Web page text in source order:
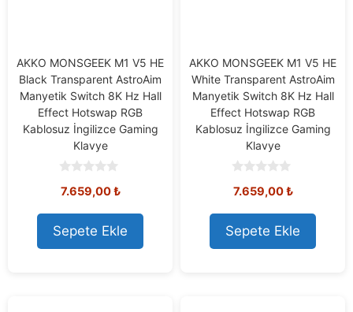
AKKO MONSGEEK M1 V5 HE
Black Transparent AstroAim
Manyetik Switch 8K Hz Hall
Effect Hotswap RGB
Kablosuz İngilizce Gaming
Klavye
o
t
o
f
5
7.659,00₺
Sepete Ekle
AKKO MONSGEEK M1 V5 HE
White Transparent AstroAim
Manyetik Switch 8K Hz Hall
Effect Hotswap RGB
Kablosuz İngilizce Gaming
Klavye
o
t
o
f
5
7.659,00₺
Sepete Ekle